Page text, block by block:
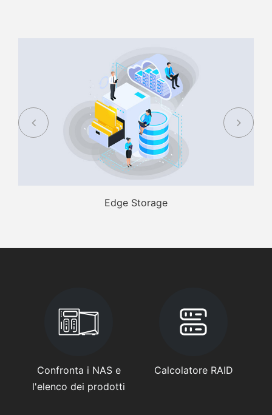
Edge Storage
Confronta i NAS e
l'elenco dei prodotti
Calcolatore RAID